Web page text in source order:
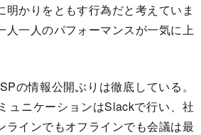
明かりをともす行為だと考えていま
人一人のパフォーマンスが一気に上
の情報公開ぶりは徹底している。
ュニケーションはSlackで行い、社
ラインでもオフラインでも会議は最